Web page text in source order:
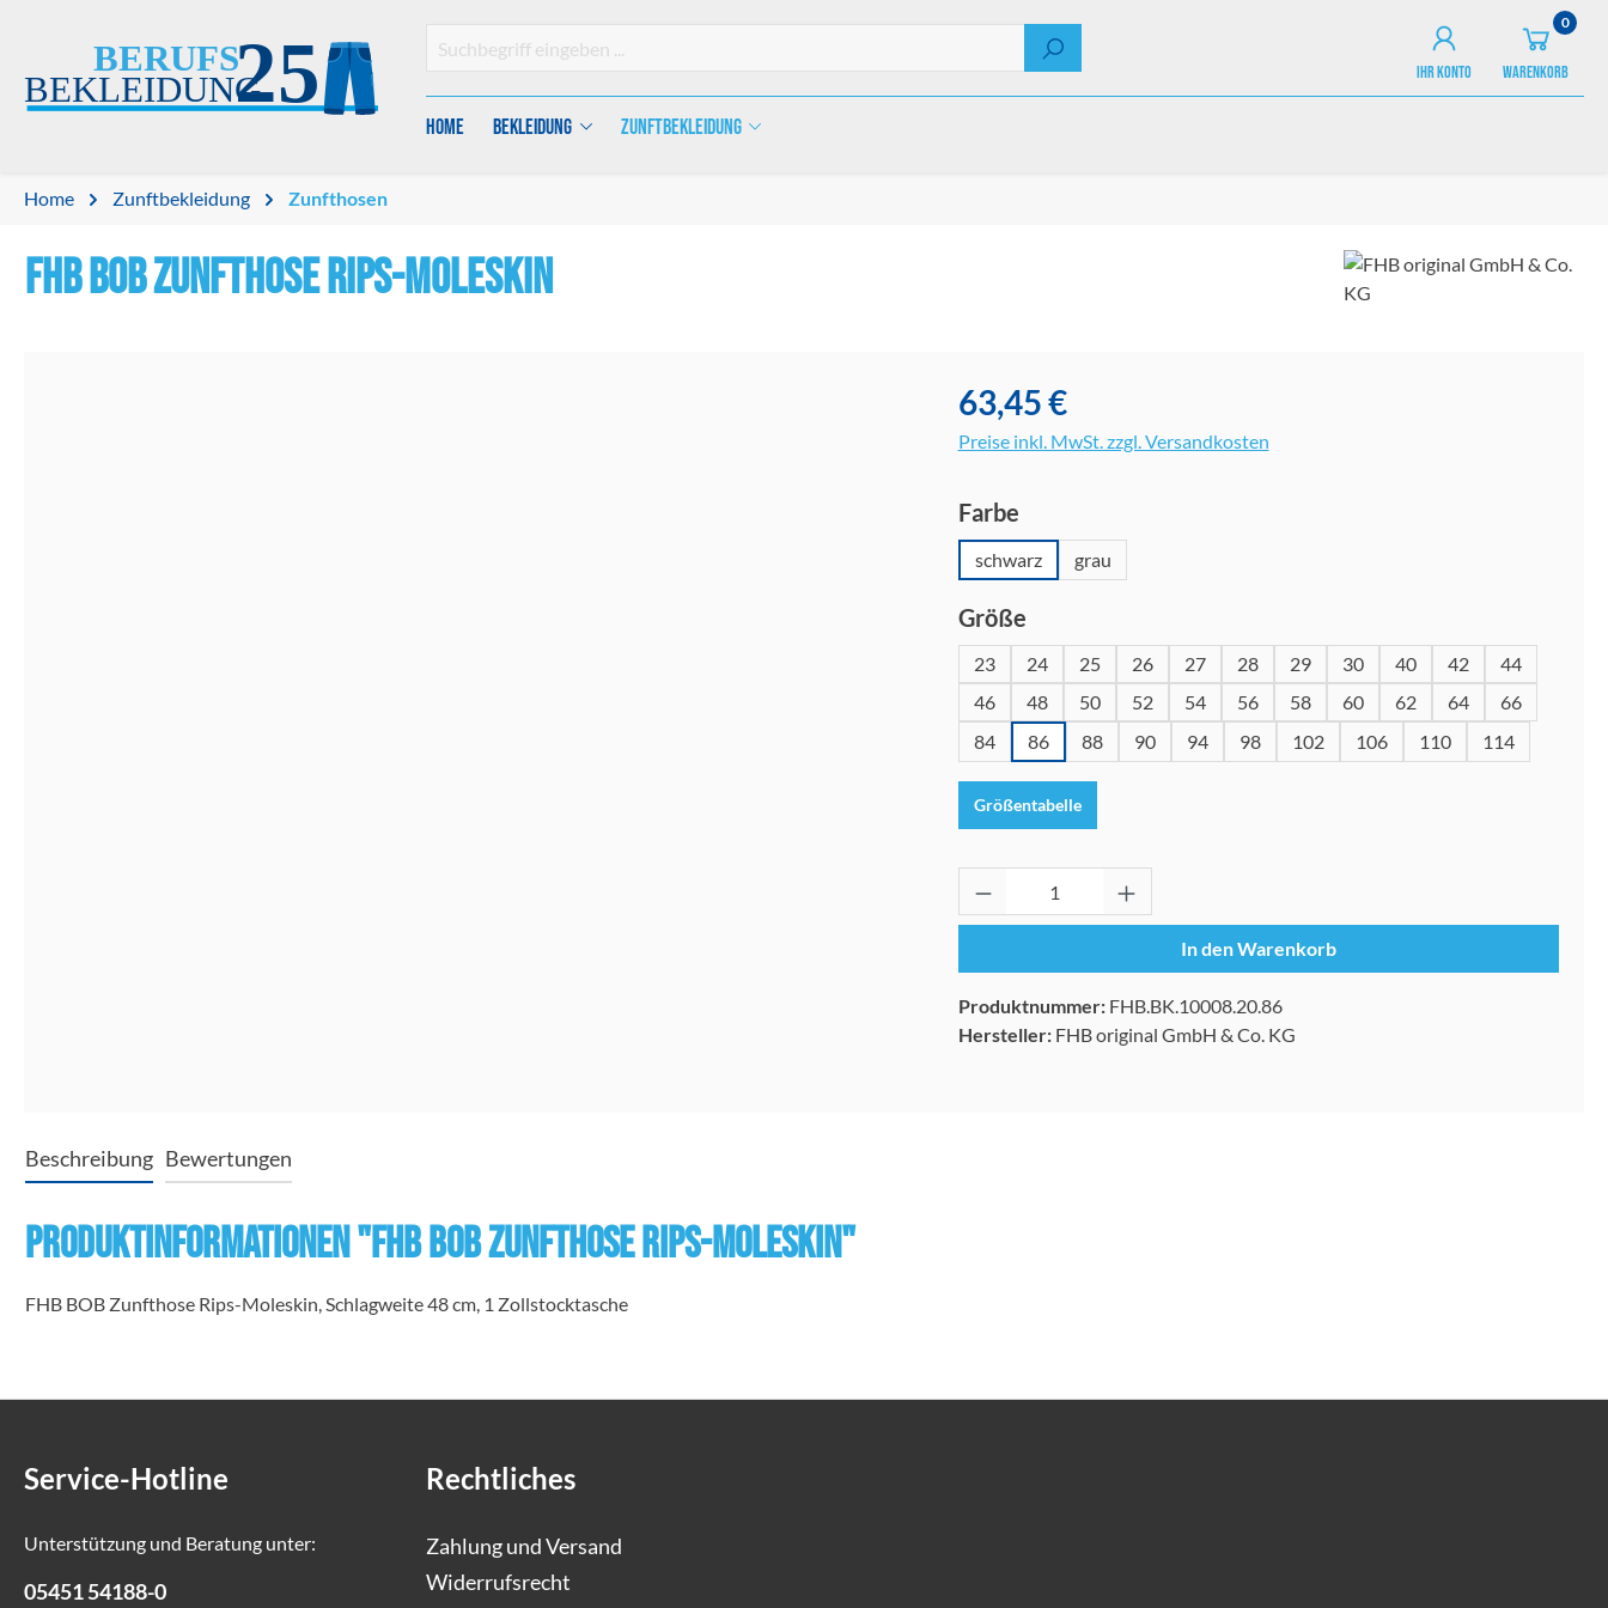
IHR KONTO
0
WARENKORB
Home Bekleidung Zunftbekleidung
Home Zunftbekleidung Zunfthosen
FHB BOB Zunfthose Rips-Moleskin
63,45 €
Preise inkl. MwSt. zzgl. Versandkosten
Farbeauswählen
schwarz grau
Größeauswählen
23 24 25 26 27 28 29 30 40 42
44
46
48 50 52 54 56 58 60 62 64
66
84
86 88 90 94 98 102 106 110 114
Größentabelle
Produkt Anzahl: Gib den gewünschten Wert ein
In den Warenkorb
Produktnummer: FHB.BK.10008.20.86
Hersteller: FHB original GmbH & Co. KG
Beschreibung Bewertungen
Produktinformationen "FHB BOB Zunfthose Rips-Moleskin"
FHB BOB Zunfthose Rips-Moleskin, Schlagweite 48 cm, 1 Zollstocktasche
Service-Hotline
Unterstützung und Beratung unter:
05451 54188-0
Rechtliches
Zahlung und Versand
Widerrufsrecht